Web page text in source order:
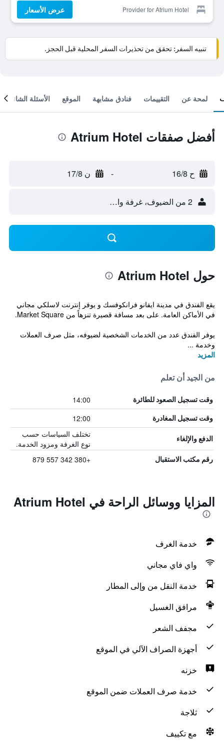
Provider for Atrium Hotel عرض الأسعار
تنبيه السفر: تحقق من تحذيرات السفر المحلية قبل الحجز.
لمحة عن التقييمات فنادق مشابهة الموقع الأسئلة الشائعة
أفضل صفقات Atrium Hotel
ح 16/8 - ن 17/8
2 من الضيوف، غرفة واحدة
حول Atrium Hotel
يقع الفندق في مدينة ايفانو فرانكوفسك و يوفر إنترنت لاسلكي مجاني
في الأماكن العامة. على بعد مسافة قصيرة تنزهاً من Market Square.
يوفر الفندق عدد من الخدمات الشخصية لضيوفه، مثل صرف العملات
وخدمة ...
المزيد
من الجيد أن تعلم
وقت تسجيل الصعود للطائرة 14:00
وقت تسجيل المغادرة 12:00
الدفع والإلغاء
تختلف السياسات حسب
نوع الغرفة ومزود الخدمة.
رقم مكتب الاستقبال +380 342 557 879
المزايا ووسائل الراحة في Atrium Hotel
خدمة الغرف
واي فاي مجاني
خدمة النقل من وإلى المطار
مرافق الغسيل
مجفف الشعر
أجهزة الصراف الآلي في الموقع
خزنه
خدمة صرف العملات ضمن الموقع
ثلاجة
مع تكييف